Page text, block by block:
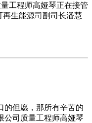
工程师高娅琴正在接管
生能源司副司长潘慧
但愿，那所有辛苦的
公司质量工程师高娅琴